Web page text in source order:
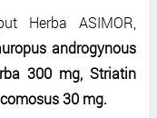
Herba ASIMOR,
androgynous
300 mg, Striatin
30 mg.